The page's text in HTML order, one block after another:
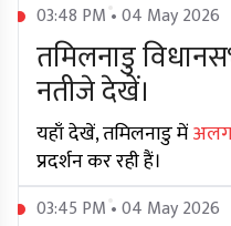
03:48 PM • 04 May 2026
तमिलनाडु
नतीजे देखें।
यहाँ देखें, तमिलनाडु में
प्रदर्शन कर रही हैं।
03:45 PM • 04 May 2026